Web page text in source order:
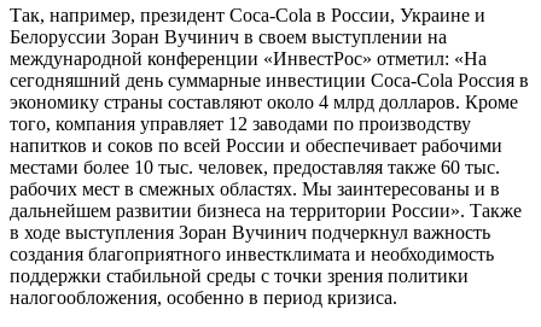
Так, например, президент Coca-Cola в России, Украине и
Белоруссии Зоран Вучинич в своем выступлении на
международной конференции «ИнвестРос» отметил: «На
сегодняшний день суммарные инвестиции Coca-Cola Россия в
экономику страны составляют около 4 млрд долларов. Кроме
того, компания управляет 12 заводами по производству
напитков и соков по всей России и обеспечивает рабочими
местами более 10 тыс. человек, предоставляя также 60 тыс.
рабочих мест в смежных областях. Мы заинтересованы и в
дальнейшем развитии бизнеса на территории России». Также
в ходе выступления Зоран Вучинич подчеркнул важность
создания благоприятного инвестклимата и необходимость
поддержки стабильной среды с точки зрения политики
налогообложения, особенно в период кризиса.